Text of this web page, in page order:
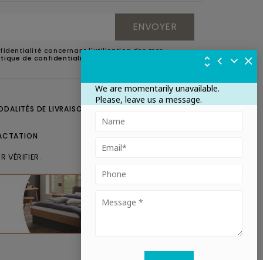
concernant l'utilisation des mes
de confidentialité
DE LIVRAISON
VÉRIFIER.
We are momentarily unavailable.
Please, leave us a message.